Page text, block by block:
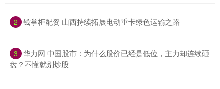
2 ​钱掌柜配资 山西持续拓展电动重卡绿色运输之路
3 ​华力网 中国股市：为什么股价已经是低位，主力却连续砸
盘？不懂就别炒股